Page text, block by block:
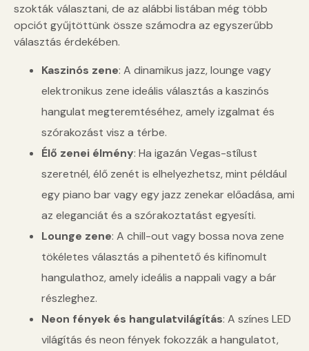
szokták választani, de az alábbi listában még több
opciót gyűjtöttünk össze számodra az egyszerűbb
választás érdekében.
Kaszinós zene: A dinamikus jazz, lounge vagy
elektronikus zene ideális választás a kaszinós
hangulat megteremtéséhez, amely izgalmat és
szórakozást visz a térbe.
Élő zenei élmény: Ha igazán Vegas-stílust
szeretnél, élő zenét is elhelyezhetsz, mint például
egy piano bar vagy egy jazz zenekar előadása, ami
az eleganciát és a szórakoztatást egyesíti.
Lounge zene: A chill-out vagy bossa nova zene
tökéletes választás a pihentető és kifinomult
hangulathoz, amely ideális a nappali vagy a bár
részleghez.
Neon fények és hangulatvilágítás: A színes LED
világítás és neon fények fokozzák a hangulatot,